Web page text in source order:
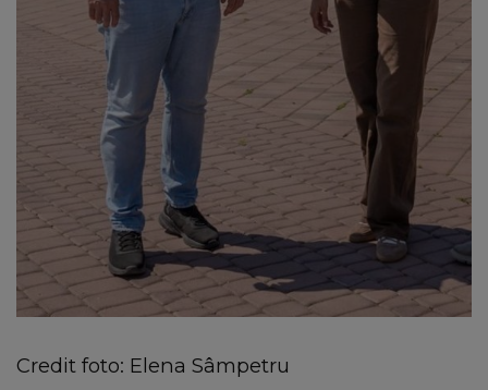
Credit foto: Elena Sâmpetru